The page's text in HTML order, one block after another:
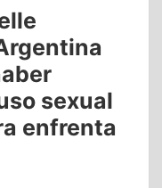
sexual
enfrenta